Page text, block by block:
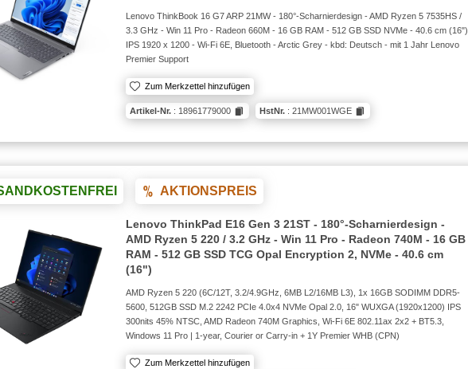
Lenovo ThinkBook 16 G7 ARP 21MW - 180°-Scharnierdesign - AMD Ryzen 5 7535HS /
3.3 GHz - Win 11 Pro - Radeon 660M - 16 GB RAM - 512 GB SSD NVMe - 40.6 cm (16")
IPS 1920 x 1200 - Wi-Fi 6E, Bluetooth - Arctic Grey - kbd: Deutsch - mit 1 Jahr Lenovo
Premier Support
Zum Merkzettel hinzufügen
Artikel-Nr. : 18961779000 HstNr. : 21MW001WGE
AKTIONSPREIS
Lenovo ThinkPad E16 Gen 3 21ST - 180°-Scharnierdesign -
AMD Ryzen 5 220 / 3.2 GHz - Win 11 Pro - Radeon 740M - 16 GB
RAM - 512 GB SSD TCG Opal Encryption 2, NVMe - 40.6 cm
(16")
AMD Ryzen 5 220 (6C/12T, 3.2/4.9GHz, 6MB L2/16MB L3), 1x 16GB SODIMM DDR5-
5600, 512GB SSD M.2 2242 PCIe 4.0x4 NVMe Opal 2.0, 16" WUXGA (1920x1200) IPS
300nits 45% NTSC, AMD Radeon 740M Graphics, Wi-Fi 6E 802.11ax 2x2 + BT5.3,
Windows 11 Pro | 1-year, Courier or Carry-in + 1Y Premier WHB (CPN)
Zum Merkzettel hinzufügen